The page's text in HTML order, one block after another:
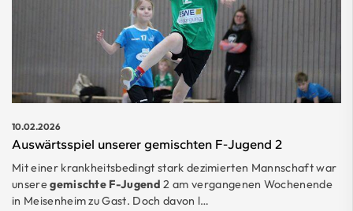
10.02.2026
Auswärtsspiel unserer gemischten F-Jugend 2
Mit einer krankheitsbedingt stark dezimierten Mannschaft war
unseregemischte F-Jugend2 am vergangenen Wochenende
in Meisenheim zu Gast. Doch davon l…